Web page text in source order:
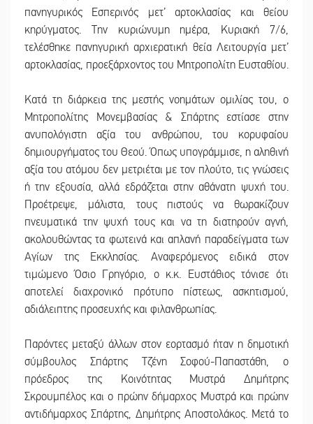
πανηγυρικός Εσπερινός μετ’ αρτοκλασίας και θείου
κηρύγματος. Την κυριώνυμη ημέρα, Κυριακή 7/6,
τελέσθηκε πανηγυρική αρχιερατική θεία Λειτουργία μετ’
αρτοκλασίας, προεξάρχοντος του Μητροπολίτη Ευσταθίου.
Κατά τη διάρκεια της μεστής νοημάτων ομιλίας του, ο
Μητροπολίτης Μονεμβασίας & Σπάρτης εστίασε στην
ανυπολόγιστη αξία του ανθρώπου, του κορυφαίου
δημιουργήματος του Θεού. Όπως υπογράμμισε, η αληθινή
αξία του ατόμου δεν μετριέται με τον πλούτο, τις γνώσεις
ή την εξουσία, αλλά εδράζεται στην αθάνατη ψυχή του.
Προέτρεψε, μάλιστα, τους πιστούς να θωρακίζουν
πνευματικά την ψυχή τους και να τη διατηρούν αγνή,
ακολουθώντας τα φωτεινά και απλανή παραδείγματα των
Αγίων της Εκκλησίας. Αναφερόμενος ειδικά στον
τιμώμενο Όσιο Γρηγόριο, ο κ.κ. Ευστάθιος τόνισε ότι
αποτελεί διαχρονικό πρότυπο πίστεως, ασκητισμού,
αδιάλειπτης προσευχής και φιλανθρωπίας.
Παρόντες μεταξύ άλλων στον εορτασμό ήταν η δημοτική
σύμβουλος Σπάρτης Τζένη Σοφού-Παπαστάθη, ο
πρόεδρος της Κοινότητας Μυστρά Δημήτρης
Σκρουμπέλος και ο πρώην δήμαρχος Μυστρά και πρώην
αντιδήμαρχος Σπάρτης, Δημήτρης Αποστολάκος. Μετά το